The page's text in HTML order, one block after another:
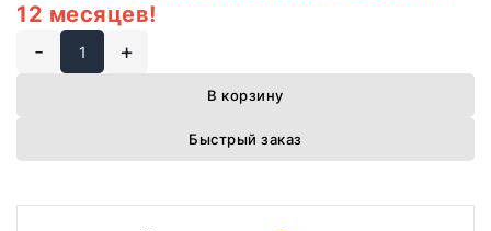
12 месяцев!
-
+
В корзину
Быстрый заказ